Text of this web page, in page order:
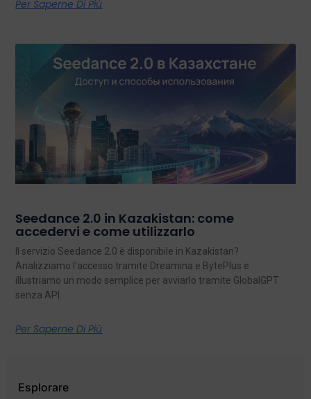
Per Saperne Di Più
Seedance 2.0 in Kazakistan: come
accedervi e come utilizzarlo
Il servizio Seedance 2.0 è disponibile in Kazakistan?
Analizziamo l'accesso tramite Dreamina e BytePlus e
illustriamo un modo semplice per avviarlo tramite GlobalGPT
senza API.
Per Saperne Di Più
Esplorare